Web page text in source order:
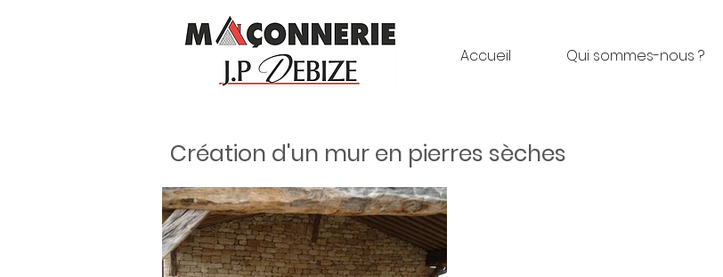
Accueil Qui sommes-nous ?
Création d'un mur en pierres sèches